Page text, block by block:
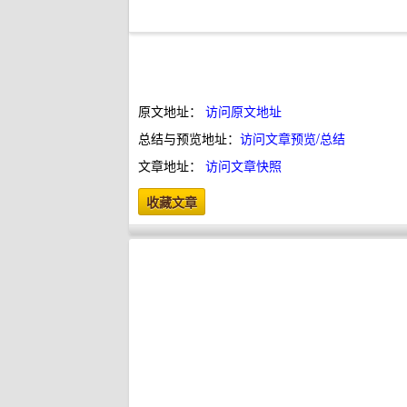
原文地址： 访问原文地址
总结与预览地址： 访问文章预览/总结
文章地址： 访问文章快照